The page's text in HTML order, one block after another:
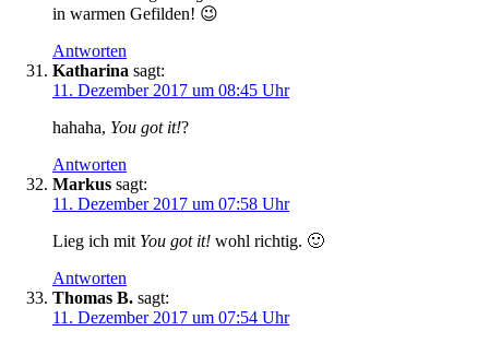
in warmen Gefilden! 😉
Antworten
Katharina sagt:
11. Dezember 2017 um 08:45 Uhr
hahaha, You got it!?
Antworten
Markus sagt:
11. Dezember 2017 um 07:58 Uhr
Lieg ich mit You got it! wohl richtig. 🙂
Antworten
Thomas B. sagt:
11. Dezember 2017 um 07:54 Uhr